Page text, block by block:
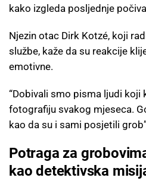
kako izgleda posljednje
Njezin otac Dirk Kotzé, koji
službe, kaže da su reakcije
emotivne.
“Dobivali smo pisma ljudi koji
fotografiju svakog mjeseca.
kao da su i sami posjetili
Potraga za
kao detektivska